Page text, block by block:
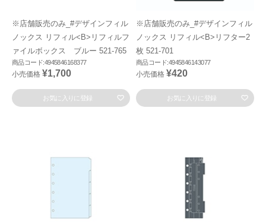
※店舗販売のみ_#デザインフィル
ノックス リフィル<B>リフィルフ
ァイルボックス ブルー 521-765
商品コード:4945846168377
小売価格 ¥1,700
お気に入りに登録
※店舗販売のみ_#デザインフィル
ノックス リフィル<B>リフター2
枚 521-701
商品コード:4945846143077
小売価格 ¥420
お気に入りに登録